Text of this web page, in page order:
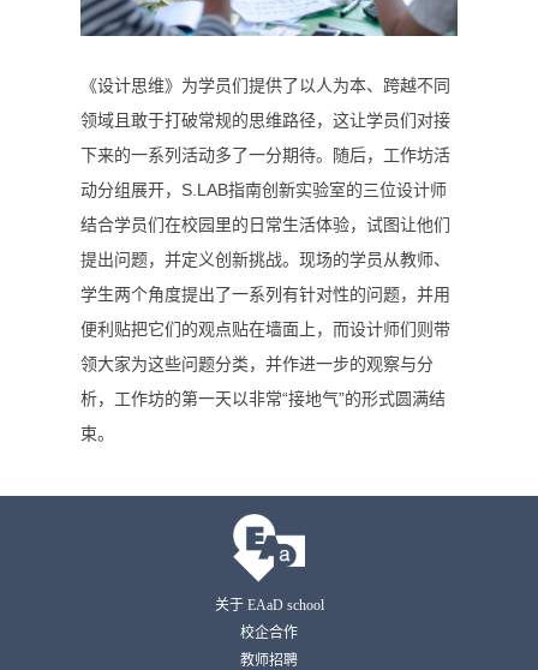
《设计思维》为学员们提供了以人为本、跨越不同
领域且敢于打破常规的思维路径，这让学员们对接
下来的一系列活动多了一分期待。随后，工作坊活
动分组展开， S.LAB指南创新实验室的三位设计师
结合学员们在校园里的日常生活体验，试图让他们
提出问题，并定义创新挑战。现场的学员从教师、
学生两个角度提出了一系列有针对性的问题，并用
便利贴把它们的观点贴在墙面上，而设计师们则带
领大家为这些问题分类，并作进一步的观察与分
析，工作坊的第一天以非常“接地气”的形式圆满结
束。
关于 EAaD school
校企合作
教师招聘